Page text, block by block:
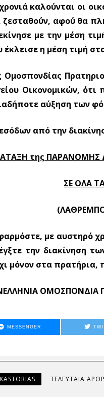
καλούνται οι
ζεσταθούν, αφού θα
με την μέση
έκλεισε η μέση τιμή
Ομοσπονδίας
Οικονομικών,
αύξηση των
από την
της ΠΑΡΑΝΟΜΗΣ
ΣΕ ΟΛΑ
με αυστηρό
την διακίνηση
μόνον στα
ΟΜΟΣΠΟΝΔΙΑ
MESSENGER
ΤΕΛΕΥΤΑΊΑ